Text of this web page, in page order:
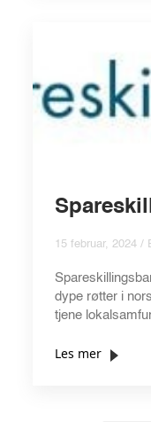
15 februar, 2024 /
dype røtter i
tjene
Les mer